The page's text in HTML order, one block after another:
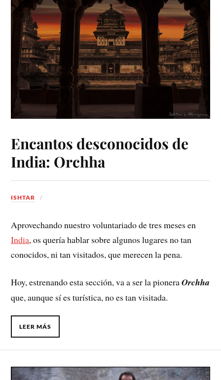
Encantos desconocidos de
India: Orchha
ISHTAR
Aprovechando nuestro voluntariado de tres meses en
India, os quería hablar sobre algunos lugares no tan
conocidos, ni tan visitados, que merecen la pena.
Hoy, estrenando esta sección, va a ser la pioneraOrchha
que, aunque sí es turística, no es tan visitada.
LEER MÁS